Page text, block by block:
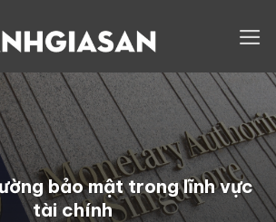
bảo mật trong lĩnh vực
tài chính